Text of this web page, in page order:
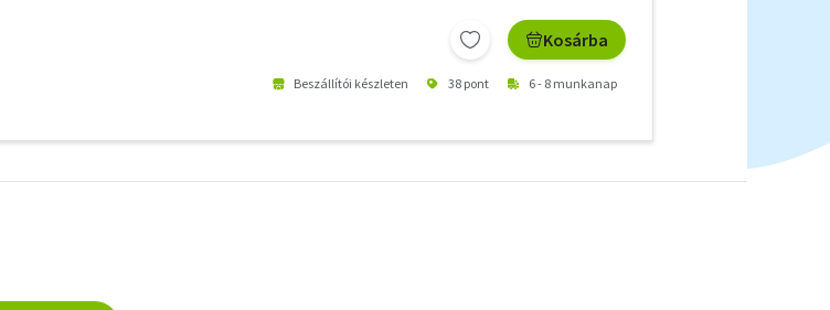
Kosárba
Beszállítói készleten 38 pont 6 - 8 munkanap
szűrők